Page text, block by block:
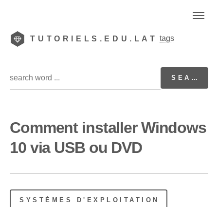
TUTORIELS.EDU.LAT tags
Comment installer Windows
10 via USB ou DVD
SYSTÈMES D'EXPLOITATION